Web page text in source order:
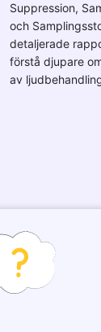
Suppression,
och
detaljerade
förstå djupare
av